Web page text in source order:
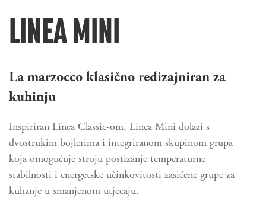
LINEA MINI
La marzocco klasično redizajniran za
kuhinju
Inspiriran Linea Classic-om, Linea Mini dolazi s
dvostrukim bojlerima i integriranom skupinom grupa
koja omogućuje stroju postizanje temperaturne
stabilnosti i energetske učinkovitosti zasićene grupe za
kuhanje u smanjenom utjecaju.